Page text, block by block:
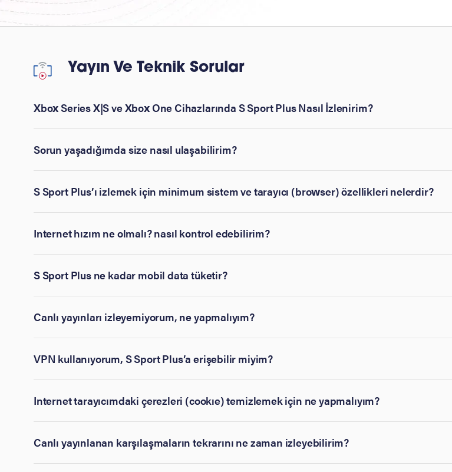
Yayın Ve Teknik Sorular
Xbox Series X|S ve Xbox One Cihazlarında S Sport Plus Nasıl İzlenirim?
Sorun yaşadığımda size nasıl ulaşabilirim?
S Sport Plus’ı izlemek için minimum sistem ve tarayıcı (browser) özellikleri nelerdir?
Internet hızım ne olmalı? nasıl kontrol edebilirim?
S Sport Plus ne kadar mobil data tüketir?
Canlı yayınları izleyemiyorum, ne yapmalıyım?
VPN kullanıyorum, S Sport Plus’a erişebilir miyim?
Internet tarayıcımdaki çerezleri (cookıe) temizlemek için ne yapmalıyım?
Canlı yayınlanan karşılaşmaların tekrarını ne zaman izleyebilirim?